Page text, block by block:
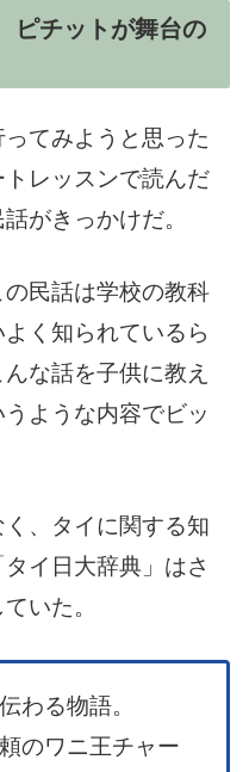
ピチットが舞台の
てみようと思った
レッスンで読んだ
がきっかけだ。
民話は学校の教科
く知られているら
な話を子供に教え
ような内容でビッ
、タイに関する知
イ日大辞典」はさ
いた。
わる物語。
のワニ王チャー